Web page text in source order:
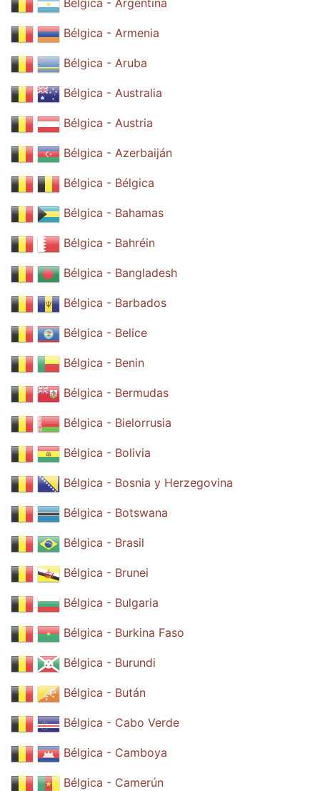
Bélgica - Argentina
Bélgica - Armenia
Bélgica - Aruba
Bélgica - Australia
Bélgica - Austria
Bélgica - Azerbaiján
Bélgica - Bélgica
Bélgica - Bahamas
Bélgica - Bahréin
Bélgica - Bangladesh
Bélgica - Barbados
Bélgica - Belice
Bélgica - Benin
Bélgica - Bermudas
Bélgica - Bielorrusia
Bélgica - Bolivia
Bélgica - Bosnia y Herzegovina
Bélgica - Botswana
Bélgica - Brasil
Bélgica - Brunei
Bélgica - Bulgaria
Bélgica - Burkina Faso
Bélgica - Burundi
Bélgica - Bután
Bélgica - Cabo Verde
Bélgica - Camboya
Bélgica - Camerún